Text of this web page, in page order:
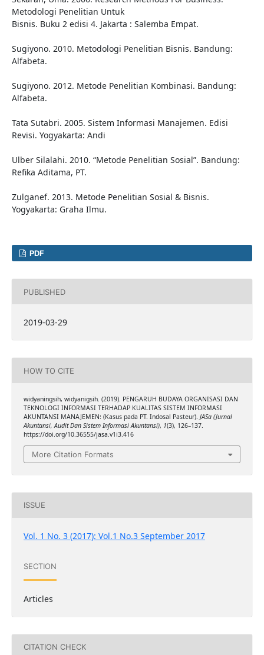
Metodologi Penelitian Untuk
Bisnis. Buku 2 edisi 4. Jakarta : Salemba Empat.
Sugiyono. 2010. Metodologi Penelitian Bisnis. Bandung:
Alfabeta.
Sugiyono. 2012. Metode Penelitian Kombinasi. Bandung:
Alfabeta.
Tata Sutabri. 2005. Sistem Informasi Manajemen. Edisi
Revisi. Yogyakarta: Andi
Ulber Silalahi. 2010. “Metode Penelitian Sosial”. Bandung:
Refika Aditama, PT.
Zulganef. 2013. Metode Penelitian Sosial & Bisnis.
Yogyakarta: Graha Ilmu.
PDF
PUBLISHED
2019-03-29
HOW TO CITE
widyaningsih, widyanigsih. (2019). PENGARUH BUDAYA ORGANISASI DAN
TEKNOLOGI INFORMASI TERHADAP KUALITAS SISTEM INFORMASI
AKUNTANSI MANAJEMEN: (Kasus pada PT. Indosal Pasteur). JASa (Jurnal
Akuntansi, Audit Dan Sistem Informasi Akuntansi), 1(3), 126–137.
https://doi.org/10.36555/jasa.v1i3.416
More Citation Formats
ISSUE
Vol. 1 No. 3 (2017): Vol.1 No.3 September 2017
SECTION
Articles
CITATION CHECK